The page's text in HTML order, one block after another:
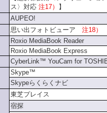
ス〉対応 注17）
】
AUPEO!
思い出フォトビューア 注18）
Roxio MediaBook Reader
Roxio MediaBook Express
CyberLink™ YouCam for
Skype™
Skypeらくらくナビ
東芝プレイス
宿探